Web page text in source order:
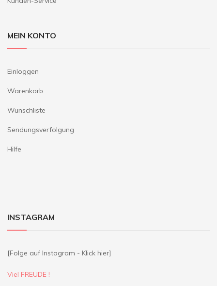
MEIN KONTO
Einloggen
Warenkorb
Wunschliste
Sendungsverfolgung
Hilfe
INSTAGRAM
[Folge auf Instagram - Klick hier]
Viel FREUDE !